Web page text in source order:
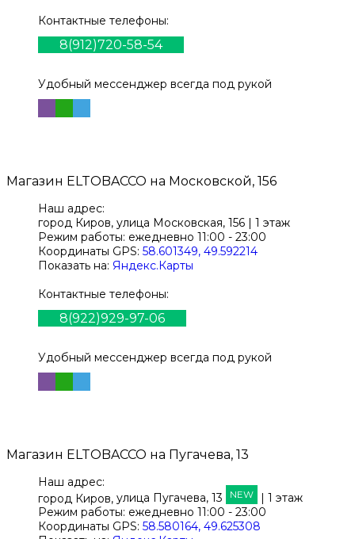
Контактные телефоны:
8(912)720-58-54
Удобный мессенджер всегда под рукой
Магазин ELTOBACCO на Московской, 156
Наш адрес:
город Киров, улица Московская, 156 | 1 этаж
Режим работы: ежедневно 11:00 - 23:00
Координаты GPS: 58.601349, 49.592214
Показать на: Яндекс.Карты
Контактные телефоны:
8(922)929-97-06
Удобный мессенджер всегда под рукой
Магазин ELTOBACCO на Пугачева, 13
Наш адрес:
город Киров, улица Пугачева, 13 NEW
| 1 этаж
Режим работы: ежедневно 11:00 - 23:00
Координаты GPS: 58.580164, 49.625308